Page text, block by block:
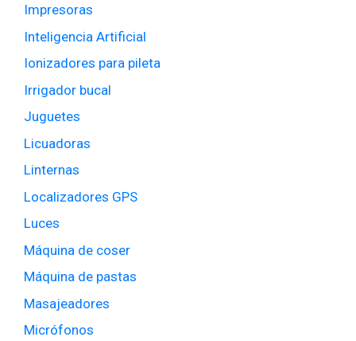
Impresoras
Inteligencia Artificial
Ionizadores para pileta
Irrigador bucal
Juguetes
Licuadoras
Linternas
Localizadores GPS
Luces
Máquina de coser
Máquina de pastas
Masajeadores
Micrófonos